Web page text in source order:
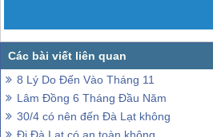
8 Lý Do Đến Vào Tháng 11
Lâm Đồng 6 Tháng Đầu Năm
30/4 có nên đến Đà Lạt không
Đi Đà Lạt có an toàn không